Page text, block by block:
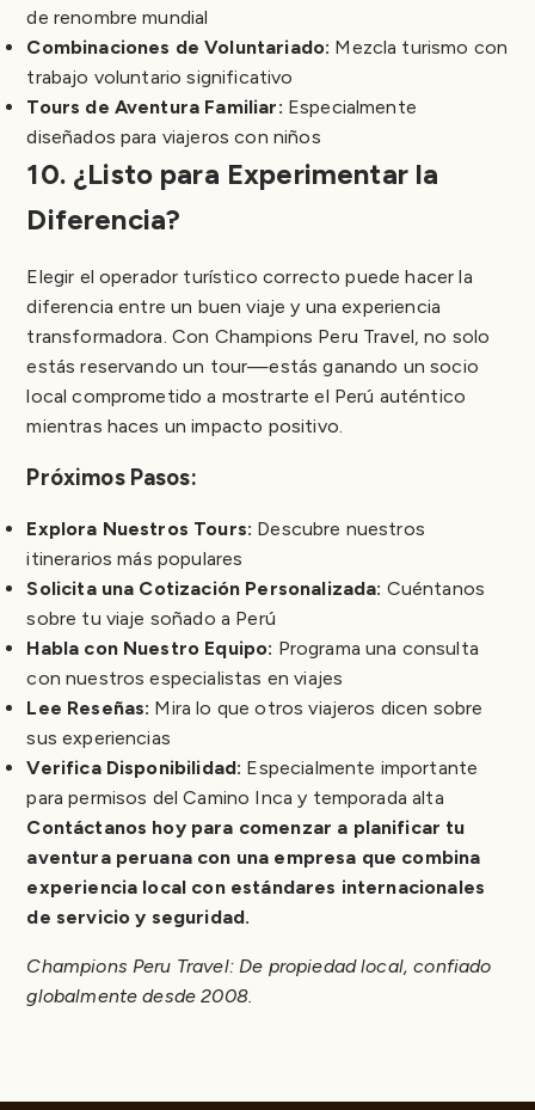
de renombre mundial
Combinaciones de Voluntariado: Mezcla turismo con
trabajo voluntario significativo
Tours de Aventura Familiar: Especialmente
diseñados para viajeros con niños
10. ¿Listo para Experimentar la
Diferencia?
Elegir el operador turístico correcto puede hacer la
diferencia entre un buen viaje y una experiencia
transformadora. Con Champions Peru Travel, no solo
estás reservando un tour—estás ganando un socio
local comprometido a mostrarte el Perú auténtico
mientras haces un impacto positivo.
Próximos Pasos:
Explora Nuestros Tours: Descubre nuestros
itinerarios más populares
Solicita una Cotización Personalizada: Cuéntanos
sobre tu viaje soñado a Perú
Habla con Nuestro Equipo: Programa una consulta
con nuestros especialistas en viajes
Lee Reseñas: Mira lo que otros viajeros dicen sobre
sus experiencias
Verifica Disponibilidad: Especialmente importante
para permisos del Camino Inca y temporada alta
Contáctanos hoy para comenzar a planificar tu
aventura peruana con una empresa que combina
experiencia local con estándares internacionales
de servicio y seguridad.
Champions Peru Travel: De propiedad local, confiado
globalmente desde 2008.